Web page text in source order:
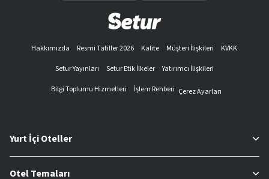
Hakkımızda Resmi Tatiller 2026 Kalite Müşteri İlişkileri
KVKK
Setur Yayınları
Setur Etik İlkeler
Yatırımcı İlişkileri
Bilgi Toplumu Hizmetleri
İşlem Rehberi Çerez Ayarları
Yurt İçi Oteller
Otel Temaları